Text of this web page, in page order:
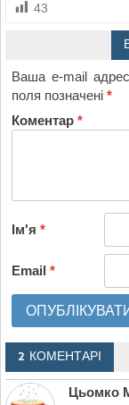
43
Ваша e-mail
поля позначені*
Коментар*
Ім'я*
Email*
2 КОМЕНТАРІ
Цьомко